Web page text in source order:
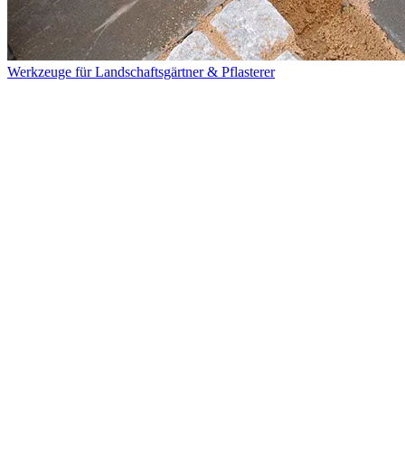
Werkzeuge für Landschaftsgärtner & Pflasterer